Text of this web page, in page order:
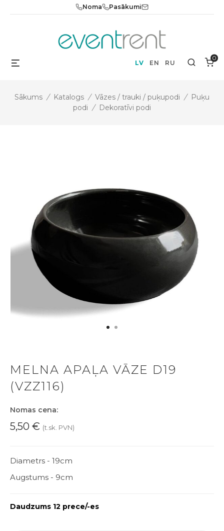
Noma Pasākumi
LV EN RU Search
0
Sākums / Katalogs / Vāzes / trauki / puķupodi / Puķu
podi / Dekoratīvi podi
MELNA APAĻA VĀZE D19
(VZZ116)
Nomas cena:
5,50 € (t.sk. PVN)
Diametrs - 19cm
Augstums - 9cm
Daudzums 12 prece/-es